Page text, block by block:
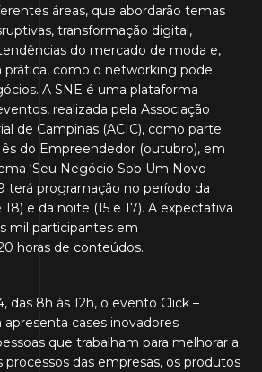
áreas, que abordarão temas
transformação digital,
do mercado de moda e,
prática, como o networking pode
A SNE é uma plataforma
realizada pela Associação
de Campinas (ACIC), como parte
do Empreendedor (outubro), em
‘Seu Negócio Sob Um Novo
terá programação no período da
18) e da noite (15 e 17). A expectativa
mil participantes em
horas de conteúdos.
das 8h às 12h, o evento Click –
cases inovadores
que trabalham para melhorar a
processos das empresas, os produtos